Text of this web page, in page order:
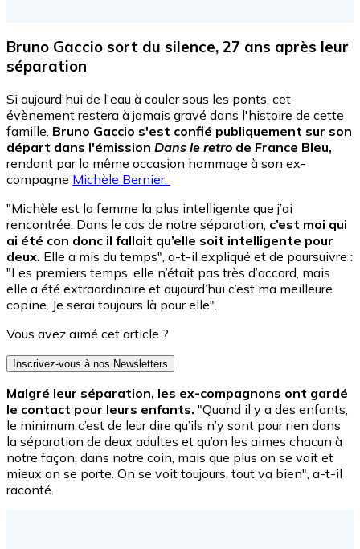
Bruno Gaccio sort du silence, 27 ans après leur
séparation
Si aujourd'hui de l'eau à couler sous les ponts, cet
évènement restera à jamais gravé dans l'histoire de cette
famille. Bruno Gaccio s'est confié publiquement sur son
départ dans l'émission Dans le retro de France Bleu,
rendant par la même occasion hommage à son ex-
compagne Michèle Bernier.
"Michèle est la femme la plus intelligente que j’ai
rencontrée. Dans le cas de notre séparation, c’est moi qui
ai été con donc il fallait qu’elle soit intelligente pour
deux. Elle a mis du temps", a-t-il expliqué et de poursuivre :
"Les premiers temps, elle n’était pas très d’accord, mais
elle a été extraordinaire et aujourd’hui c’est ma meilleure
copine. Je serai toujours là pour elle".
Vous avez aimé cet article ?
Inscrivez-vous à nos Newsletters
Malgré leur séparation, les ex-compagnons ont gardé
le contact pour leurs enfants. "Quand il y a des enfants,
le minimum c’est de leur dire qu’ils n’y sont pour rien dans
la séparation de deux adultes et qu’on les aimes chacun à
notre façon, dans notre coin, mais que plus on se voit et
mieux on se porte. On se voit toujours, tout va bien", a-t-il
raconté.